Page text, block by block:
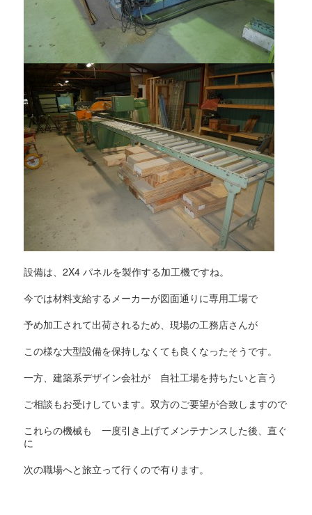
設備は、2X4 パネルを製作する加工機ですね。
今では材料支給するメーカーが図面通りに専用工場で
予め加工されて出荷されるため、現場の工務店さんが
この様な大型設備を保持しなくても良くなったそうです。
一方、建築系デザイン会社が 自社工場を持ちたいと言う
ご相談もお受けしています。双方のご要望が合致しますので
これらの機械も 一度引き上げてメンテナンスした後、直ぐ
に
次の職場へと旅立って行くので有ります。